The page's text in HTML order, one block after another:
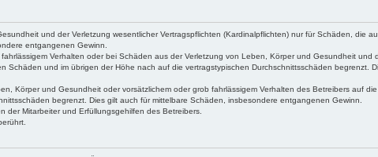
und der Verletzung wesentlicher Vertragspflichten (Kardinalpflichten) nur für Schäden, die
entgangenen Gewinn.
Verhalten oder bei Schäden aus der Verletzung von Leben, Körper und Gesundheit und
Schäden und im übrigen der Höhe nach auf die vertragstypischen Durchschnittsschäden begrenzt.
Körper und Gesundheit oder vorsätzlichem oder grob fahrlässigem Verhalten des Betreibers auf
begrenzt. Dies gilt auch für mittelbare Schäden, insbesondere entgangenen Gewinn.
der Mitarbeiter und Erfüllungsgehilfen des Betreibers.